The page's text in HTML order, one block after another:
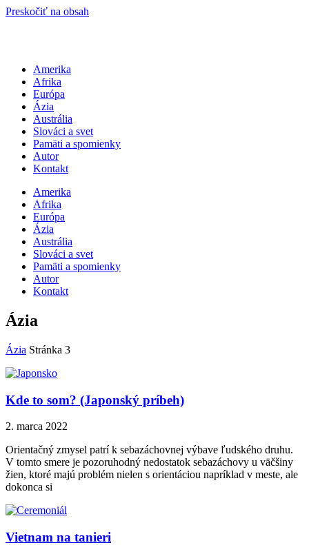
Preskočiť na obsah
Amerika
Afrika
Európa
Ázia
Austrália
Slováci a svet
Pamäti a spomienky
Autor
Kontakt
Amerika
Afrika
Európa
Ázia
Austrália
Slováci a svet
Pamäti a spomienky
Autor
Kontakt
Ázia
Ázia Stránka 3
Kde to som? (Japonský príbeh)
2. marca 2022
Orientačný zmysel patrí k sebazáchovnej výbave ľudského druhu.
V tomto smere je pozoruhodný nedostatok sebazáchovy u väčšiny
žien, ktoré majú problém nielen s orientáciou napríklad v meste, ale
dokonca si
Vietnam na tanieri